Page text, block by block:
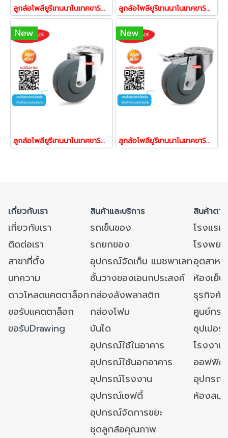
ลูกล้อโพลียูรีเทนนาโนเทคขาSTL ล้อพียูสแตนเลส ล้อยูรีเทน ล้อไม่ทำพื้นเป็นรอย ล้อไม่แตก รับน้ำหนัก 150-225 กก.แป้นตาย STL ยี่ห้อ PAREO 41974,41981,41998 ลูกล้อโพลียูรีเทนนาโนเทคขาSTL ล้อพียูสแตนเลส ล้อยูรีเทน ล้อไม่ทำพื้นเป็นรอย ล้อไม่แตก รับน้ำหนัก 150-225 กก.แป้นเบรก STL ยี่ห้อ PAREO 42001,42018,42025
New
ลูกล้อโพลียูรีเทนนาโนเทคขาSTL ล้อพียูสแตนเลส ล้อยูรีเทน ล้อไม่ทำพื้นเป็นรอย ล้อไม่แตก รับน้ำหนัก 150-225 กก.รูหมุน STL ยี่ห้อ PAREO 42032,42049,42056
New
ลูกล้อโพลียูรีเทนนาโนเทคขาSTL ล้อพียูสแตนเลส ล้อยูรีเทน ล้อไม่ทำพื้นเป็นรอย ล้อไม่แตก รับน้ำหนัก 150-225 กก.ล้อขารูหมุน STL ยี่ห้อ PAREO 42063,42070,42087
เกี่ยวกับเรา สินค้าและบริการ สินค้าตา
เกี่ยวกับเรา รถเข็นของ
โรงแร
ติดต่อเรา
รถยกของ
โรงพย
สาขาที่ตั้ง
อุปกรณ์จัดเก็บ แมชพาเลทอุตสาหก
บทความ
ชั้นวางของเอนกประสงค์
ห้องเย็
ดาวโหลดแคตตาล็อกกล่องลังพลาสติก
ธุรกิจค้
ขอรับแคตตาล็อก
กล่องโฟม
ศูนย์กร
ขอรับDrawing
บันได
ซุปเปอ
อุปกรณ์ใช้ในอาคาร
โรงงา
อุปกรณ์ใช้นอกอาคาร
ออฟฟิศ/
อุปกรณ์โรงงาน
อุปกรณ์
อุปกรณ์เซฟตี้
ห้องสมุ
อุปกรณ์จัดการขยะ
ชุดลูกล้อคุณภาพ